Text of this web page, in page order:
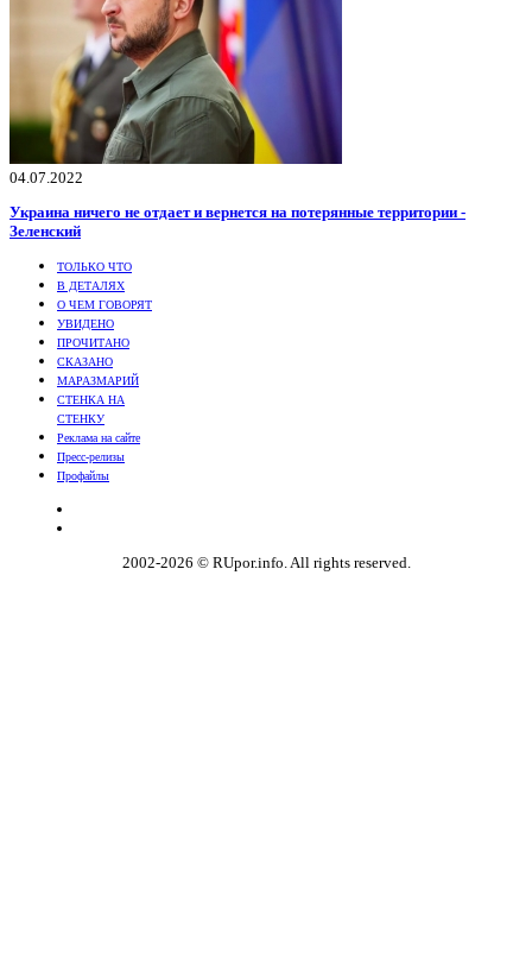
04.07.2022
Украина ничего не отдает и вернется на потерянные территории -
Зеленский
ТОЛЬКО ЧТО
В ДЕТАЛЯХ
О ЧЕМ ГОВОРЯТ
УВИДЕНО
ПРОЧИТАНО
СКАЗАНО
МАРАЗМАРИЙ
СТЕНКА НА
СТЕНКУ
Реклама на сайте
Пресс-релизы
Профайлы
2002-2026 © RUpor.info. All rights reserved.